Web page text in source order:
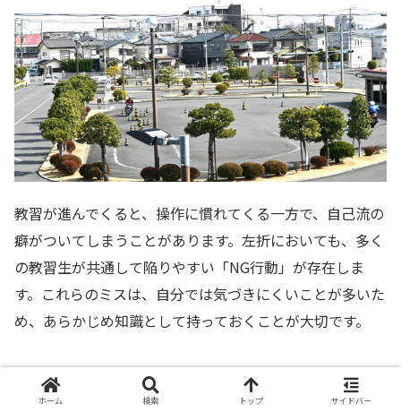
教習が進んでくると、操作に慣れてくる一方で、自己流の
癖がついてしまうことがあります。左折においても、多く
の教習生が共通して陥りやすい「NG行動」が存在しま
す。これらのミスは、自分では気づきにくいことが多いた
め、あらかじめ知識として持っておくことが大切です。
NG行動をそのままにしておくと、検定で思わぬ不合格を
招くだけでなく、実際の路上での事故リスクを高めてしま
ホーム 検索 トップ サイドバー